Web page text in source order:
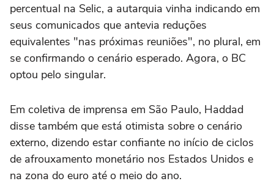
percentual na Selic, a autarquia vinha indicando em
seus comunicados que antevia reduções
equivalentes "nas próximas reuniões", no plural, em
se confirmando o cenário esperado. Agora, o BC
optou pelo singular.
Em coletiva de imprensa em São Paulo, Haddad
disse também que está otimista sobre o cenário
externo, dizendo estar confiante no início de ciclos
de afrouxamento monetário nos Estados Unidos e
na zona do euro até o meio do ano.